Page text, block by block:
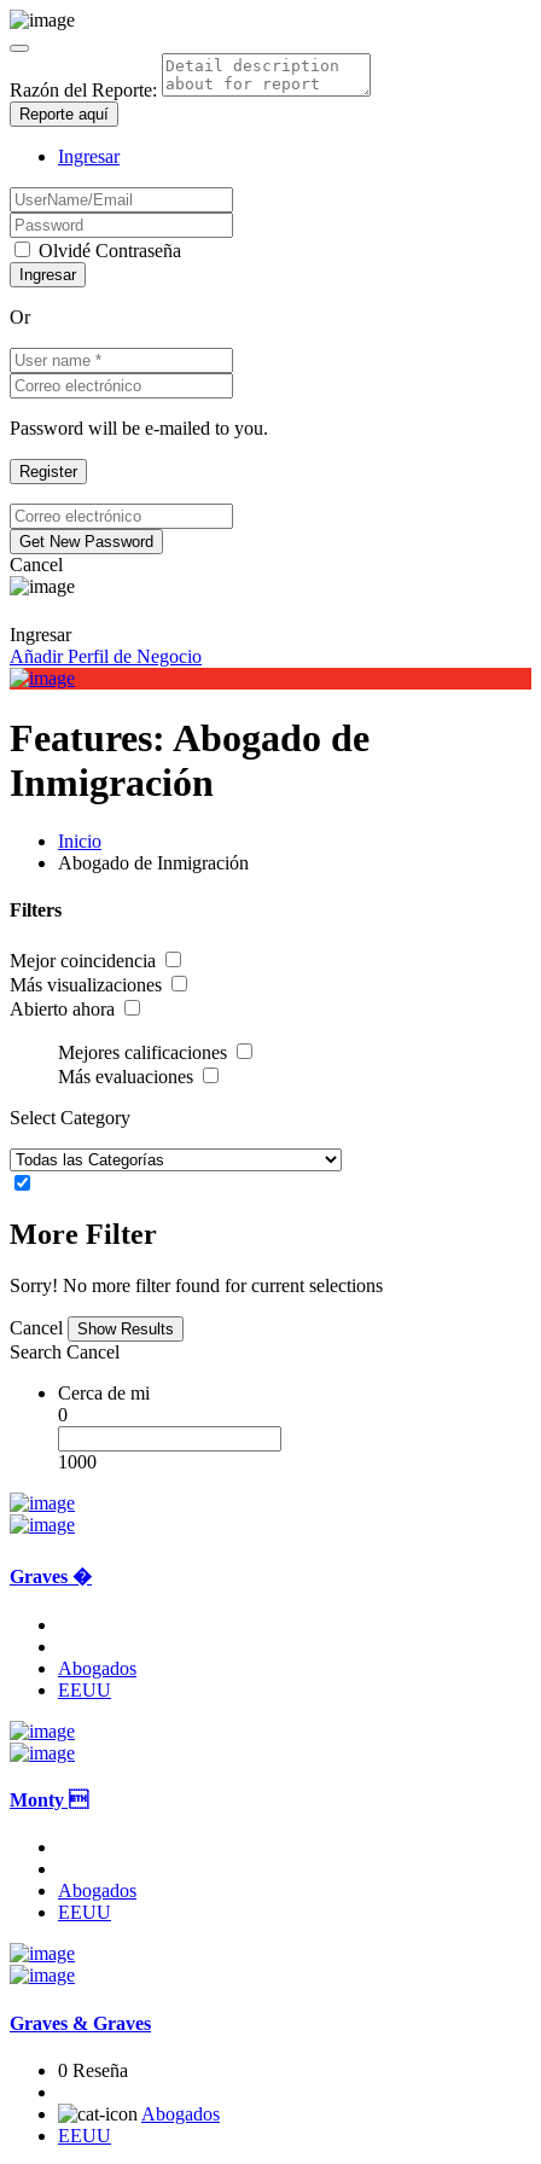
Razón del Reporte:
Reporte aquí
Ingresar
Olvidé Contraseña
Or
Password will be e-mailed to you.
Cancel
Ingresar
Añadir Perfil de Negocio
Features: Abogado de
Inmigración
Inicio
Abogado de Inmigración
Filters
Mejor coincidencia
Más visualizaciones
Abierto ahora
Mejores calificaciones
Más evaluaciones
Select Category
More Filter
Sorry! No more filter found for current selections
Cancel
Search Cancel
Cerca de mi
0
1000
Graves �
Abogados
EEUU
Monty 
Abogados
EEUU
Graves & Graves
0 Reseña
Abogados
EEUU